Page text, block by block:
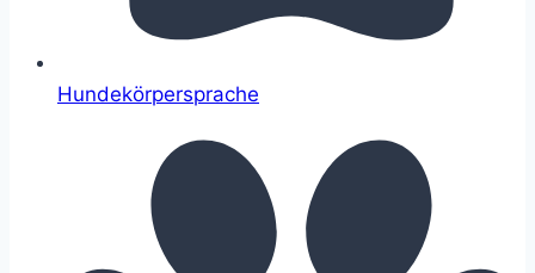
Hundekörpersprache